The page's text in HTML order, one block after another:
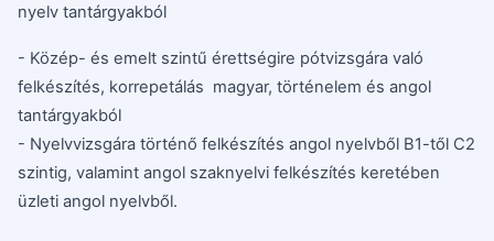
nyelv tantárgyakból
- Közép- és emelt szintű érettségire pótvizsgára való
felkészítés, korrepetálás magyar, történelem és angol
tantárgyakból
- Nyelvvizsgára történő felkészítés angol nyelvből B1-től C2
szintig, valamint angol szaknyelvi felkészítés keretében
üzleti angol nyelvből.